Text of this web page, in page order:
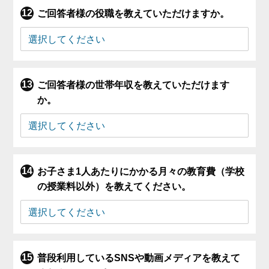
ご回答者様の役職を教えていただけますか。
ご回答者様の世帯年収を教えていただけます
か。
お子さま1人あたりにかかる月々の教育費（学校
の授業料以外）を教えてください。
普段利用しているSNSや動画メディアを教えて